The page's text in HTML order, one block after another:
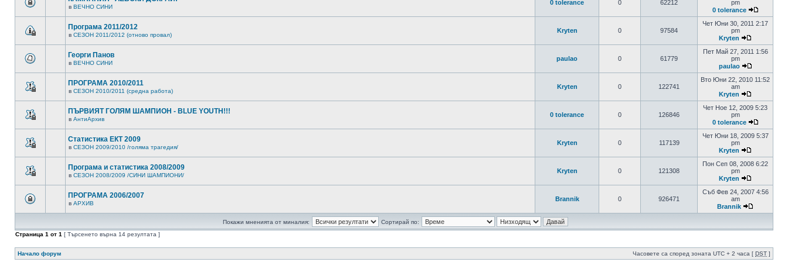
в ВЕЧНО СИНИ
0 tolerance 0 62212
pm
0 tolerance
Програма 2011/2012
в СЕЗОН 2011/2012 (отново провал)
Kryten 0 97584
Чет Юни 30, 2011 2:17
pm
Kryten
Георги Панов
в ВЕЧНО СИНИ
paulao 0 61779
Пет Май 27, 2011 1:56
pm
paulao
ПРОГРАМА 2010/2011
в СЕЗОН 2010/2011 (средна работа)
Kryten 0 122741
Вто Юни 22, 2010 11:52
am
Kryten
ПЪРВИЯТ ГОЛЯМ ШАМПИОН - BLUE YOUTH!!!
в АнтиАрхив
0 tolerance 0 126846
Чет Ное 12, 2009 5:23
pm
0 tolerance
Статистика ЕКТ 2009
в СЕЗОН 2009/2010 /голяма трагедия/
Kryten 0 117139
Чет Юни 18, 2009 5:37
pm
Kryten
Програма и статистика 2008/2009
в СЕЗОН 2008/2009 /СИНИ ШАМПИОНИ/
Kryten 0 121308
Пон Сеп 08, 2008 6:22
pm
Kryten
ПРОГРАМА 2006/2007
в АРХИВ
Brannik 0 926471
Съб Фев 24, 2007 4:56
am
Brannik
Покажи мненията от миналия:
Сортирай по:
Страница 1 от 1 [ Търсенето върна 14 резултата ]
Начало форум Часовете са според зоната UTC + 2 часа [ DST ]